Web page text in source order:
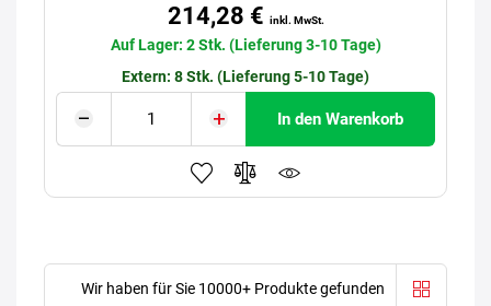
214,28 € inkl. MwSt.
Auf Lager: 2 Stk. (Lieferung 3-10 Tage)
Extern: 8 Stk. (Lieferung 5-10 Tage)
In den Warenkorb
Wir haben für Sie 10000+ Produkte gefunden